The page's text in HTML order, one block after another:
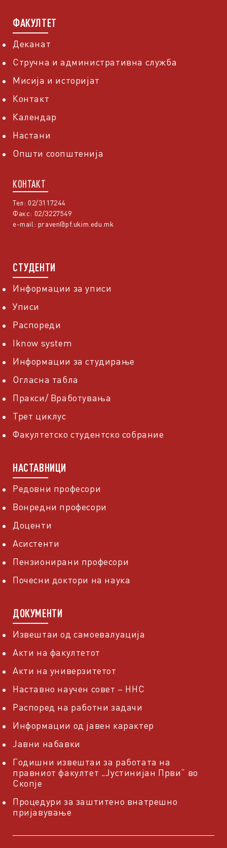
ФАКУЛТЕТ
Деканат
Стручна и административна служба
Мисија и историјат
Контакт
Календар
Настани
Општи соопштенија
КОНТАКТ
Тел: 02/3117244
Факс: 02/3227549
e-mail: praven@pf.ukim.edu.mk
СТУДЕНТИ
Информации за уписи
Уписи
Распореди
Iknow system
Информации за студирање
Огласна табла
Пракси/ Вработувања
Трет циклус
Факултетско студентско собрание
НАСТАВНИЦИ
Редовни професори
Вонредни професори
Доценти
Асистенти
Пензионирани професори
Почесни доктори на наука
ДОКУМЕНТИ
Извештаи од самоевалуација
Акти на факултетот
Акти на универзитетот
Наставно научен совет – ННС
Распоред на работни задачи
Информации од јавен карактер
Јавни набавки
Годишни извештаи за работата на
правниот факултет „Јустинијан Први“ во
Скопје
Процедури за заштитено внатрешно
пријавување